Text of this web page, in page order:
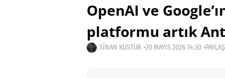
OpenAI ve
platformu artık
SINAN KÜSTÜR 20 MAYIS 2026 14:30